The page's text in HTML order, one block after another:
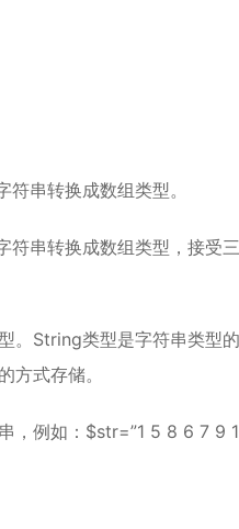
串转换成数组类型。
串转换成数组类型，接受
。String类型是字符串类型
方式存储。
，例如：$str=”1 5 8 6 7 9